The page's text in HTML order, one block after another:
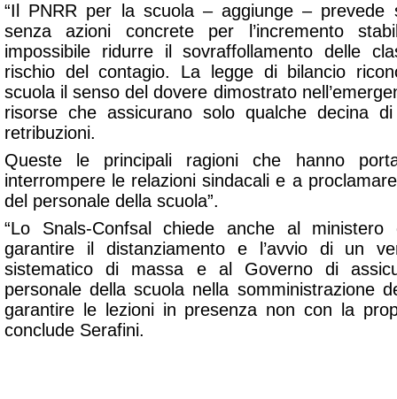
“Il PNRR per la scuola – aggiunge – prevede
senza azioni concrete per l’incremento
impossibile ridurre il sovraffollamento delle
rischio del contagio. La legge di bilancio
scuola il senso del dovere dimostrato
risorse che assicurano solo qualche decina
retribuzioni.
Queste le principali ragioni che hanno
interrompere le relazioni sindacali e a
del personale della scuola”.
“Lo Snals-Confsal chiede anche al ministero
garantire il distanziamento e l’avvio di un
sistematico di massa e al Governo di
personale della scuola nella somministrazione
garantire le lezioni in presenza non con la
conclude Serafini.